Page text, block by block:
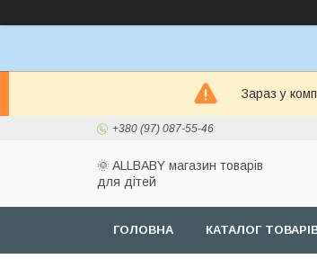
Зараз у
+380 (97) 087-55-46
🌞 ALLBABY магазин товарів
для дітей
ГОЛОВНА КАТАЛОГ